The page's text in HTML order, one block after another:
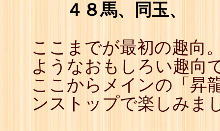
４８馬、同玉、
ここまでが最初の趣向
ようなおもしろい趣向
ここからメインの「昇
ンストップで楽しみま